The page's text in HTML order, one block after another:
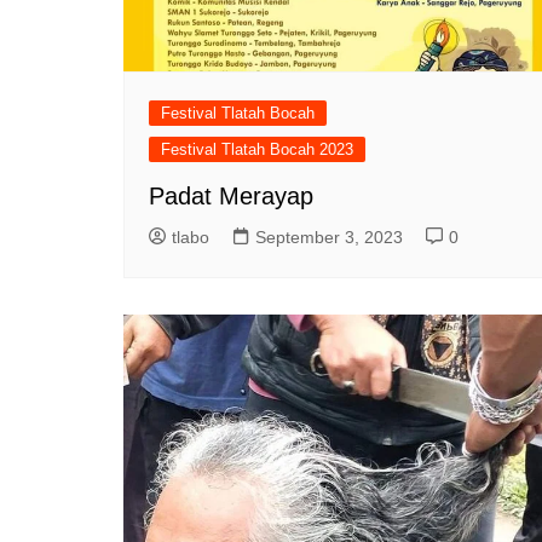
Festival Tlatah Bocah
Festival Tlatah Bocah 2023
Padat Merayap
tlabo September 3, 2023 0